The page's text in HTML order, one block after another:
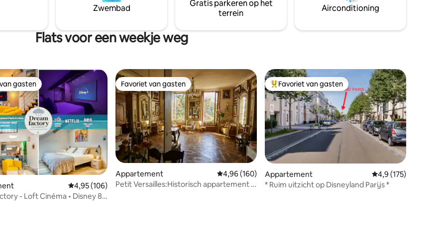
zonder kosten .
wachten op je!
Zwembad
Gratis parkeren op het
terrein
Airconditioning
Flats voor een weekje weg
4,92 uit 5, 193 recensies
gasten
gasten
Gemiddelde beoordeling van 4,95 uit 5, 106 recensies
4,95 (106)
- Loft Cinéma • Disney 8'
Favoriet van gasten
Favoriet van gasten
Appartement Gemiddelde beoordeling van 4,96 uit 5, 160 recensies
4,96 (160)
Petit Versailles:Historisch appartement in
Topfavoriet van gasten
Favoriet van gasten
Appartement Gemiddelde
4,9 (175)
* Ruim uitzicht op Disneyland Parijs *